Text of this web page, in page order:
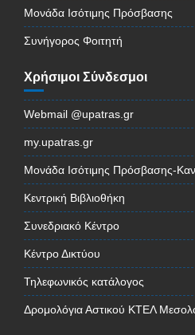
Μονάδα Ισότιμης Πρόσβασης
Συνήγορος Φοιτητή
Χρήσιμοι Σύνδεσμοι
Webmail @upatras.gr
my.upatras.gr
Μονάδα Ισότιμης Πρόσβασης-
Κεντρική Βιβλιοθήκη
Συνεδριακό Κέντρο
Κέντρο Δικτύου
Τηλεφωνικός κατάλογος
Δρομολόγια Αστικού ΚΤΕΛ